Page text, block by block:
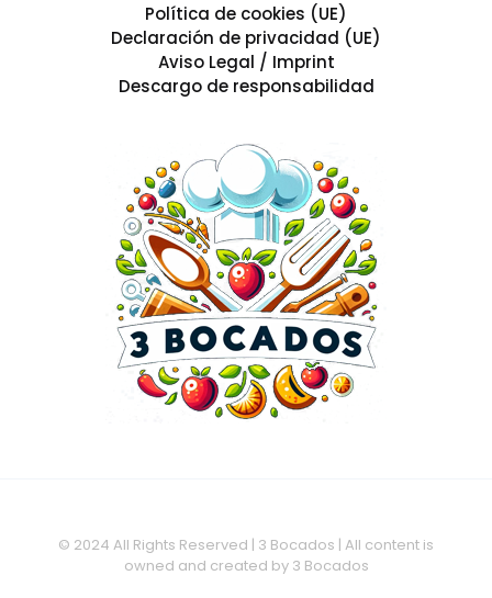
Política de cookies (UE)
Declaración de privacidad (UE)
Aviso Legal / Imprint
Descargo de responsabilidad
© 2024 All Rights Reserved | 3 Bocados | All content is
owned and created by 3 Bocados